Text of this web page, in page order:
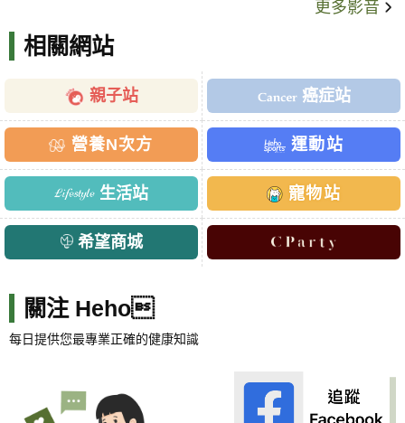
更多影音
相關網站
親子站 癌症站
營養N次方 運動站
生活站 寵物站
希望商城
關注 Heho
每日提供您最專業正確的健康知識